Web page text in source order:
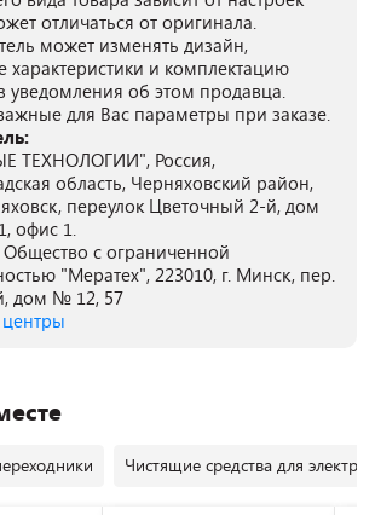
отличаться от оригинала.
может изменять дизайн,
характеристики и комплектацию
уведомления об этом продавца.
для Вас параметры при заказе.
ТЕХНОЛОГИИ", Россия,
область, Черняховский район,
переулок Цветочный 2-й, дом
офис 1.
Общество с ограниченной
"Мератех", 223010, г. Минск, пер.
дом № 12, 57
Чистящие средства для